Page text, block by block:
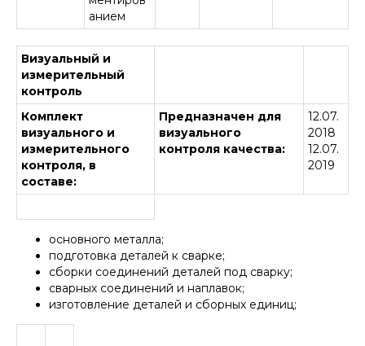
анием
Визуальный и
измерительный
контроль
Комплект
визуального и
измерительного
контроля, в
составе:
Предназначен для
визуального
контроля качества:
12.07.
2018
12.07.
2019
основного металла;
подготовка деталей к сварке;
сборки соединений деталей под сварку;
сварных соединений и наплавок;
изготовление деталей и сборных единиц;